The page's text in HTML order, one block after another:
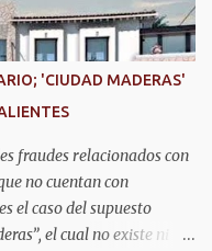
Álvarez, señaló que este
operativa, la
y los modelos
que distinguen al C5i de
referente nacional en
el liderazgo de la
'CIUDAD MADERAS'
fraudes relacionados con
no cuentan con
el caso del supuesto
el cual no existe ni